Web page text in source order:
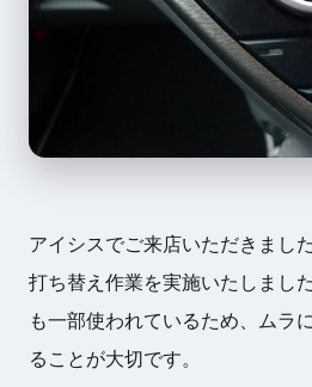
アイシスでご来店いただきまし
打ち替え作業を実施いたしまし
も一部使われているため、ムラ
ることが大切です。